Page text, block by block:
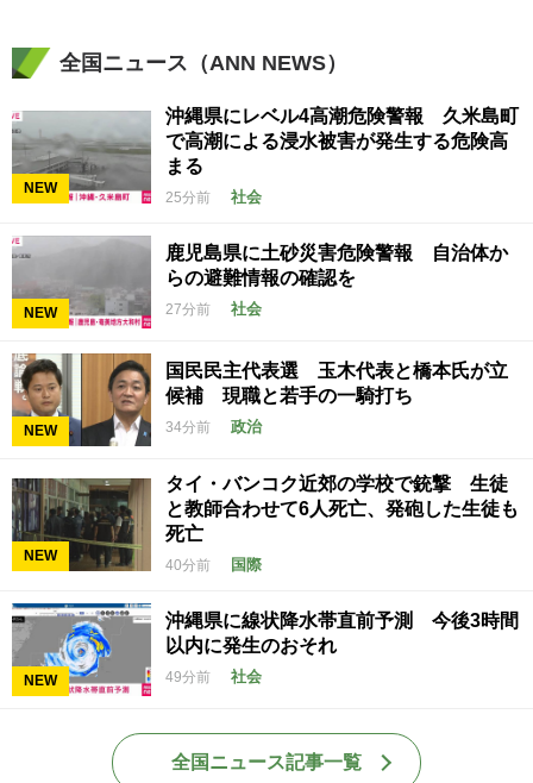
全国ニュース（ANN NEWS）
NEW
沖縄県にレベル4高潮危険警報 久米島町
で高潮による浸水被害が発生する危険高
まる
25分前 社会
NEW
鹿児島県に土砂災害危険警報 自治体か
らの避難情報の確認を
27分前 社会
NEW
国民民主代表選 玉木代表と橋本氏が立
候補 現職と若手の一騎打ち
34分前 政治
NEW
タイ・バンコク近郊の学校で銃撃 生徒
と教師合わせて6人死亡、発砲した生徒も
死亡
40分前 国際
NEW
沖縄県に線状降水帯直前予測 今後3時間
以内に発生のおそれ
49分前 社会
全国ニュース記事一覧